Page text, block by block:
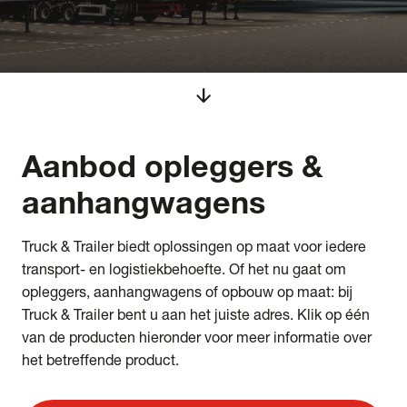
arrow_downward
Aanbod opleggers &
aanhangwagens
Truck & Trailer biedt oplossingen op maat voor iedere
transport- en logistiekbehoefte. Of het nu gaat om
opleggers, aanhangwagens of opbouw op maat: bij
Truck & Trailer bent u aan het juiste adres. Klik op één
van de producten hieronder voor meer informatie over
het betreffende product.